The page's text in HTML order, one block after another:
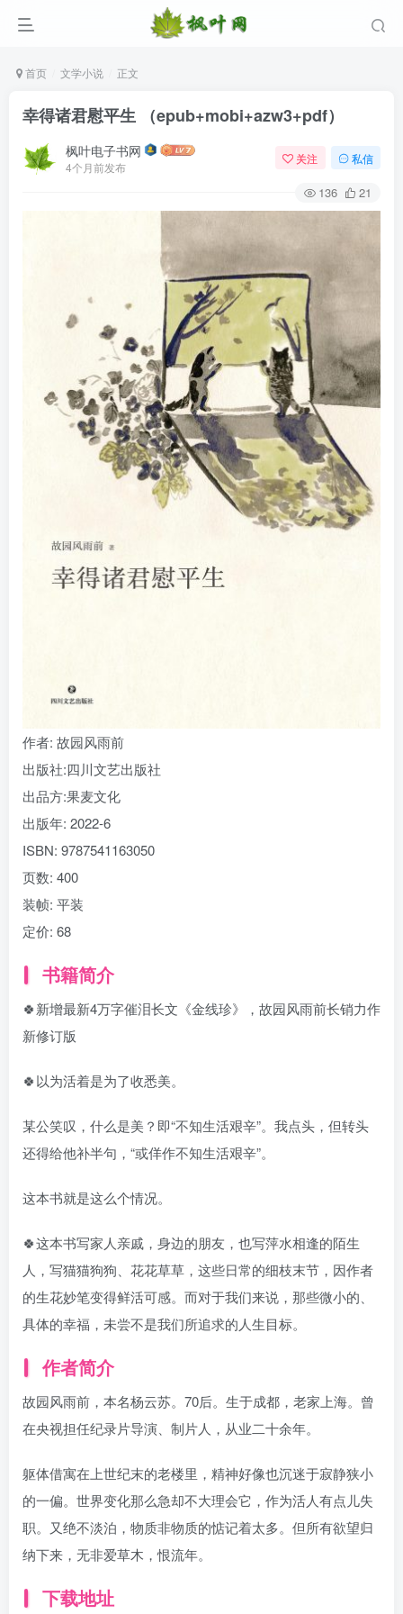
首页 文学小说 正文
幸得诸君慰平生 （epub+mobi+azw3+pdf）
枫叶电子书网
4个月前发布
关注 私信
136 21
作者: 故园风雨前
出版社:四川文艺出版社
出品方:果麦文化
出版年: 2022-6
ISBN: 9787541163050
页数: 400
装帧: 平装
定价: 68
书籍简介
🍀新增最新4万字催泪长文《金线珍》，故园风雨前长销力作
新修订版
🍀以为活着是为了收悉美。
某公笑叹，什么是美？即“不知生活艰辛”。我点头，但转头
还得给他补半句，“或佯作不知生活艰辛”。
这本书就是这么个情况。
🍀这本书写家人亲戚，身边的朋友，也写萍水相逢的陌生
人，写猫猫狗狗、花花草草，这些日常的细枝末节，因作者
的生花妙笔变得鲜活可感。而对于我们来说，那些微小的、
具体的幸福，未尝不是我们所追求的人生目标。
作者简介
故园风雨前，本名杨云苏。70后。生于成都，老家上海。曾
在央视担任纪录片导演、制片人，从业二十余年。
躯体借寓在上世纪末的老楼里，精神好像也沉迷于寂静狭小
的一偏。世界变化那么急却不大理会它，作为活人有点儿失
职。又绝不淡泊，物质非物质的惦记着太多。但所有欲望归
纳下来，无非爱草木，恨流年。
下载地址
没有账号？立即注册
用户名/手机号/邮箱
登录密码
记住登录 找回密码|免密登录
登录
社交账号登录